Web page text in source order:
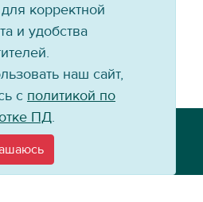
energy.ru
корректной
и удобства
наш сайт,
с политикой по
ПД.